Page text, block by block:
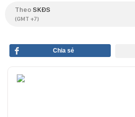
Theo SKĐS
(GMT +7)
Chia sẻ